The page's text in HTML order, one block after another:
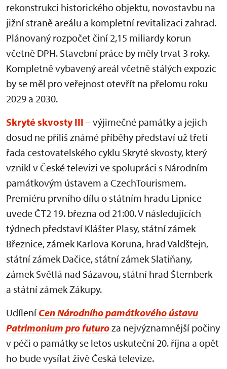
rekonstrukci historického objektu, novostavbu na
jižní straně areálu a kompletní revitalizaci zahrad.
Plánovaný rozpočet činí 2,15 miliardy korun
včetně DPH. Stavební práce by měly trvat 3 roky.
Kompletně vybavený areál včetně stálých expozic
by se měl pro veřejnost otevřít na přelomu roku
2029 a 2030.
Skryté skvosty III – výjimečné památky a jejich
dosud ne příliš známé příběhy představí už třetí
řada cestovatelského cyklu Skryté skvosty, který
vznikl v České televizi ve spolupráci s Národním
památkovým ústavem a CzechTourismem.
Premiéru prvního dílu o státním hradu Lipnice
uvede ČT2 19. března od 21:00. V následujících
týdnech představí Klášter Plasy, státní zámek
Březnice, zámek Karlova Koruna, hrad Valdštejn,
státní zámek Dačice, státní zámek Slatiňany,
zámek Světlá nad Sázavou, státní hrad Šternberk
a státní zámek Zákupy.
Udílení Cen Národního památkového ústavu
Patrimonium pro futuroza nejvýznamnější počiny
v péči o památky se letos uskuteční 20. října a opět
ho bude vysílat živě Česká televize.